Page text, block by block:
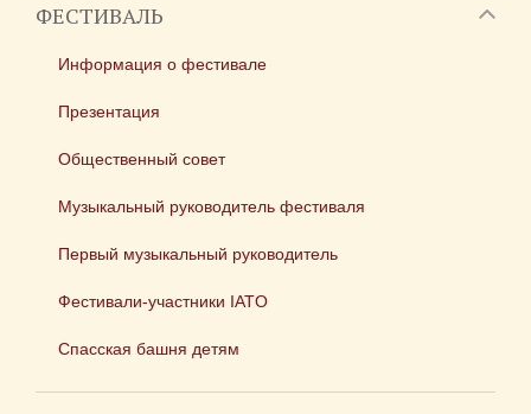
ФЕСТИВАЛЬ
Информация о фестивале
Презентация
Общественный совет
Музыкальный руководитель фестиваля
Первый музыкальный руководитель
Фестивали-участники IATO
Спасская башня детям